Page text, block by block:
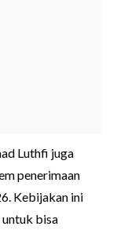
Luthfi juga
penerimaan
Kebijakan ini
bisa